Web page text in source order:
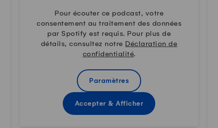
Pour écouter ce podcast, votre
consentement au traitement des données
par Spotify est requis. Pour plus de
détails, consultez notre Déclaration de
confidentialité.
Paramètres
Accepter & Afficher